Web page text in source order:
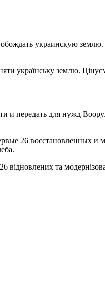
украинскую
українську землю.
и передать для нужд
26 восстановленных и
та